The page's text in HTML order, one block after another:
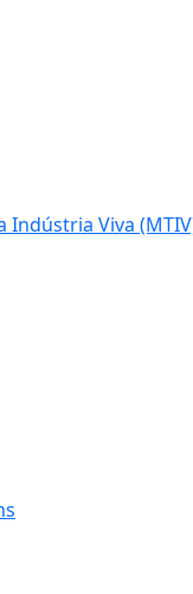
Indústria Viva